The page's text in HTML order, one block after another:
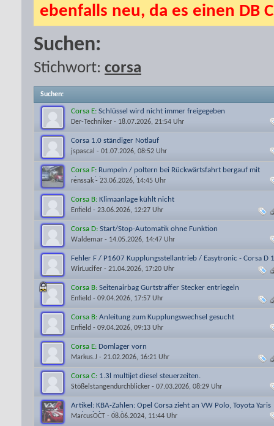
ebenfalls neu, da es einen DB
Suchen:
Stichwort: corsa
Suchen:
Corsa E: Schlüssel wird nicht immer freigegeben
Der-Techniker - 18.07.2026, 21:54 Uhr
Corsa 1.0 ständiger Notlauf
jspascal - 01.07.2026, 08:52 Uhr
Corsa F: Rumpeln / poltern bei Rückwärtsfahrt bergauf mit
eingeschlagener Lenkung
renssak - 23.06.2026, 14:45 Uhr
Corsa B: Klimaanlage kühlt nicht
Enfield - 23.06.2026, 12:27 Uhr
Corsa D: Start/Stop-Automatik ohne Funktion
Waldemar - 14.05.2026, 14:47 Uhr
Fehler F / P1607 Kupplungsstellantrieb / Easytronic - Corsa D
WirLucifer - 21.04.2026, 17:20 Uhr
Corsa B: Seitenairbag Gurtstraffer Stecker entriegeln
Enfield - 09.04.2026, 17:57 Uhr
Corsa B: Anleitung zum Kupplungswechsel gesucht
Enfield - 09.04.2026, 09:13 Uhr
Corsa E: Domlager vorn
Markus.J - 21.02.2026, 16:21 Uhr
Corsa C: 1.3l multijet diesel steuerzeiten.
Stößelstangendurchblicker - 07.03.2026, 08:29 Uhr
Artikel: KBA-Zahlen: Opel Corsa zieht an VW Polo, Toyota Yaris
und Mini vorbei
MarcusOCT - 08.06.2024, 11:44 Uhr